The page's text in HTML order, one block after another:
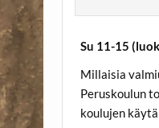
Su 11-15
Millaisia
Peruskoulun
koulujen